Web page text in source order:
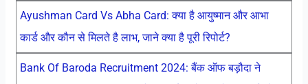
Ayushman Card Vs Abha Card: क्या है आयुष्मान और आभा
कार्ड और कौन से मिलते है लाभ, जाने क्या है पूरी रिपोर्ट?
Bank Of Baroda Recruitment 2024: बैंक ऑफ बड़ौदा ने